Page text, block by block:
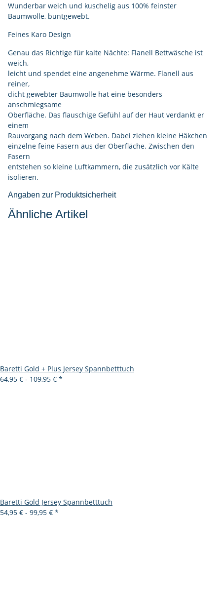
Wunderbar weich und kuschelig aus 100% feinster
Baumwolle, buntgewebt.
Feines Karo Design
Genau das Richtige für kalte Nächte: Flanell Bettwäsche ist
weich,
leicht und spendet eine angenehme Wärme. Flanell aus
reiner,
dicht gewebter Baumwolle hat eine besonders
anschmiegsame
Oberfläche. Das flauschige Gefühl auf der Haut verdankt er
einem
Rauvorgang nach dem Weben. Dabei ziehen kleine Häkchen
einzelne feine Fasern aus der Oberfläche. Zwischen den
Fasern
entstehen so kleine Luftkammern, die zusätzlich vor Kälte
isolieren.
Angaben zur Produktsicherheit
Ähnliche Artikel
Baretti Gold + Plus Jersey Spannbetttuch
64,95 € - 109,95 € *
Baretti Gold Jersey Spannbetttuch
54,95 € - 99,95 € *